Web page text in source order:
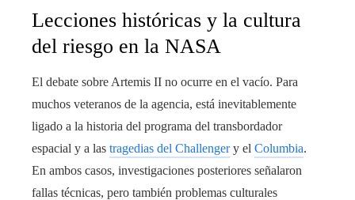
Lecciones históricas y la cultura
del riesgo en la NASA
El debate sobre Artemis II no ocurre en el vacío. Para
muchos veteranos de la agencia, está inevitablemente
ligado a la historia del programa del transbordador
espacial y a las tragedias del Challengery el Columbia.
En ambos casos, investigaciones posteriores señalaron
fallas técnicas, pero también problemas culturales